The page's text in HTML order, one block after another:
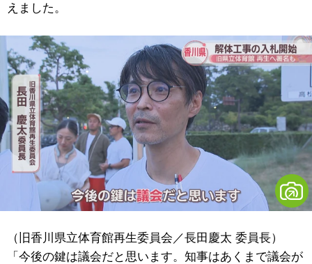
えました。
（旧香川県立体育館再生委員会／長田慶太 委員長）
「今後の鍵は議会だと思います。知事はあくまで議会が